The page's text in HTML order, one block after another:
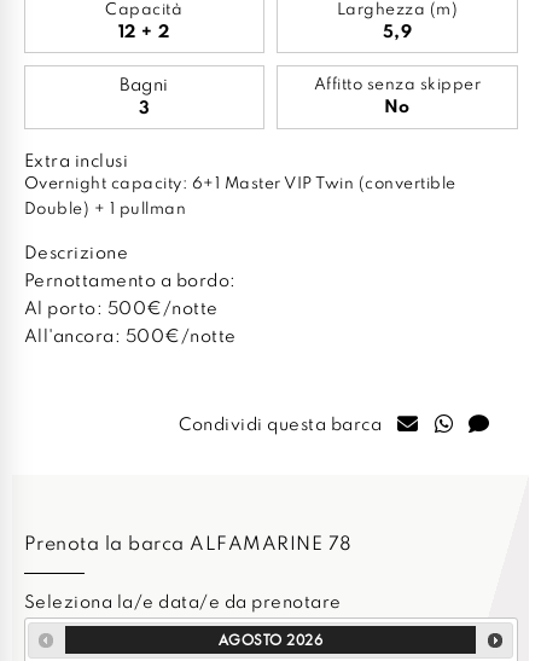
Capacità
12 + 2
Larghezza (m)
5,9
Bagni
3
Affitto senza skipper
No
Extra inclusi
Overnight capacity: 6+1 Master VIP Twin (convertible
Double) + 1 pullman
Descrizione
Pernottamento a bordo:
Al porto: 500€/notte
All'ancora: 500€/notte
Condividi questa barca
Prenota la barca ALFAMARINE 78
Seleziona la/e data/e da prenotare
AGOSTO 2026